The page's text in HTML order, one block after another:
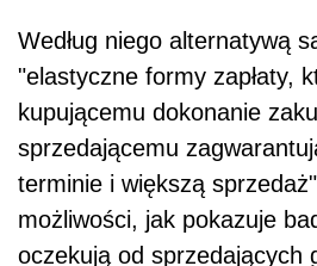
Według niego alternatywą
"elastyczne formy zapłaty,
kupującemu dokonanie
sprzedającemu
terminie i większą
możliwości, jak pokazuje
oczekują od sprzedających